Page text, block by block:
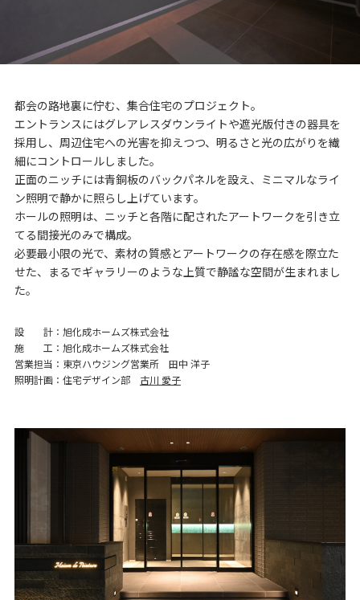
都会の路地裏に佇む、集合住宅のプロジェクト。
エントランスにはグレアレスダウンライトや遮光版付きの器具を
採用し、周辺住宅への光害を抑えつつ、明るさと光の広がりを繊
細にコントロールしました。
正面のニッチには青銅板のバックパネルを設え、ミニマルなライ
ン照明で静かに照らし上げています。
ホールの照明は、ニッチと各階に配されたアートワークを引き立
てる間接光のみで構成。
必要最小限の光で、素材の質感とアートワークの存在感を際立た
せた、 まるでギャラリーのような上質で静謐な空間が生まれまし
た。
設計
旭化成ホームズ株式会社
施工
旭化成ホームズ株式会社
営業担当
東京ハウジング営業所 田中 洋子
照明計画
住宅デザイン部 古川 愛子